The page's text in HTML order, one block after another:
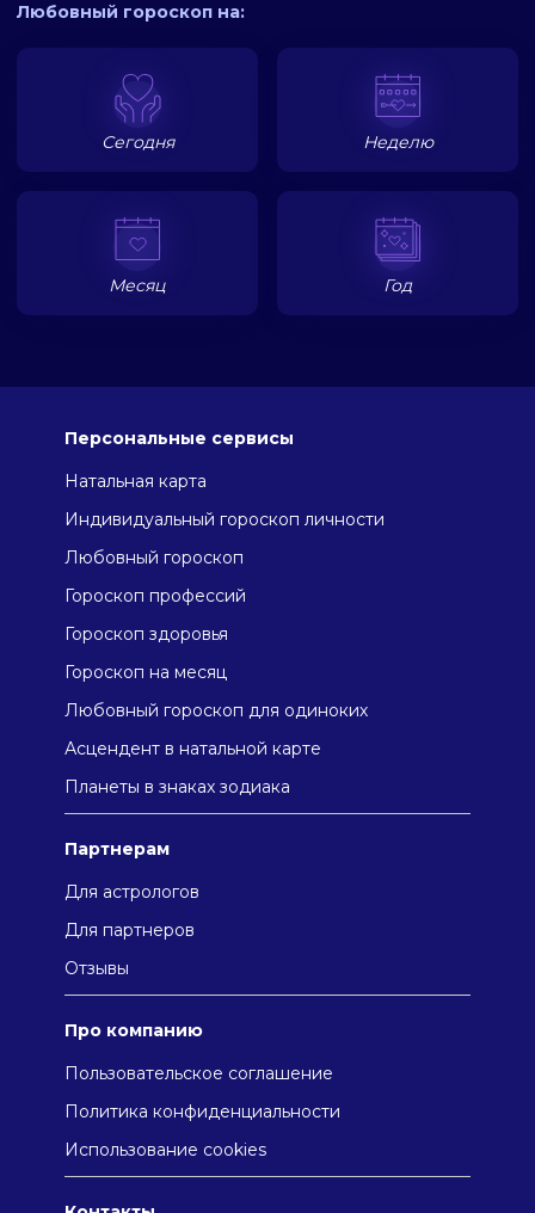
Любовный гороскоп на:
Сегодня Неделю
Месяц Год
Персональные сервисы
Натальная карта
Индивидуальный гороскоп личности
Любовный гороскоп
Гороскоп профессий
Гороскоп здоровья
Гороскоп на месяц
Любовный гороскоп для одиноких
Асцендент в натальной карте
Плaнeты в знaкax зодиaкa
Партнерам
Для астрологов
Для партнеров
Отзывы
Про компанию
Пользовательское соглашение
Политика конфиденциальности
Использование cookies